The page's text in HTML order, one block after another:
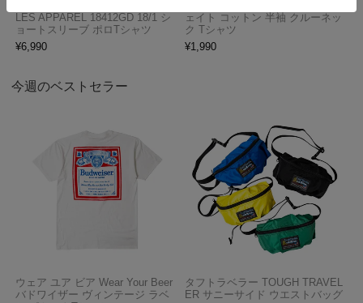
LES APPAREL 18412GD 18/1 シ
ョートスリーブ ポロTシャツ
¥6,990
ェイト コットン 半袖 クルーネッ
ク Tシャツ
¥1,990
今週のベストセラー
ウェア ユア ビア Wear Your Beer
バドワイザー ヴィンテージ ラベ
タフトラベラー TOUGH TRAVEL
ER サニーサイド ウエストバッグ